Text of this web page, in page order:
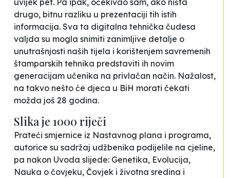
drugo, bitnu razliku u prezentaciji tih istih
informacija. Sva ta digitalna tehnička čudesa
valjda su mogla snimiti zanimljive detalje o
unutrašnjosti naših tijela i korištenjem savremenih
štamparskih tehnika predstaviti ih novim
generacijam učenika na privlačan način. Nažalost,
na takvo nešto će djeca u BiH morati čekati
možda još 28 godina.
Slika je 1000 riječi
Prateći smjernice iz Nastavnog plana i programa,
autorice su sadržaj udžbenika podijelile na cjeline,
pa nakon Uvoda slijede: Genetika, Evolucija,
Nauka o čovjeku, Čovjek i životna sredina i